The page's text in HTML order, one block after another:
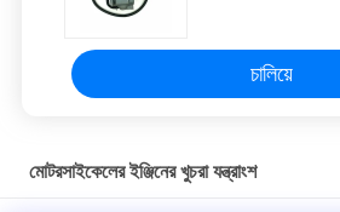
চালিয়ে
মোটরসাইকেলের ইঞ্জিনের খুচরা যন্ত্রাংশ